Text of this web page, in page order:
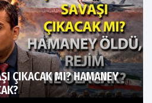
ÇIKACAK MI? HAMANEY